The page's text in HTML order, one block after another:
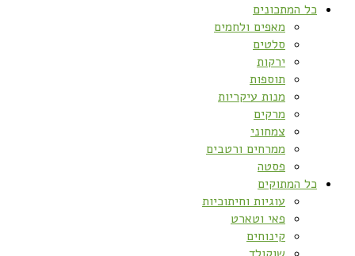
כל המתכונים
מאפים ולחמים
סלטים
ירקות
תוספות
מנות עיקריות
מרקים
צמחוני
ממרחים ורטבים
פסטה
כל המתוקים
עוגיות וחיתוכיות
פאי וטארט
קינוחים